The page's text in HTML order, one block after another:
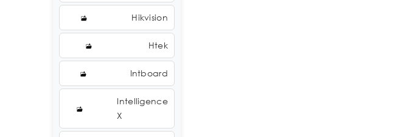
Hikvision
Htek
Intboard
Intelligence
X